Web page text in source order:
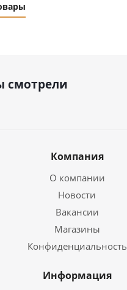
смотрели
Компания
О компании
Новости
Вакансии
Магазины
Конфиденциальность
Информация